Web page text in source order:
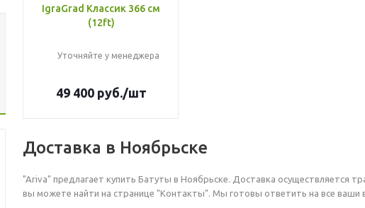
IgraGrad Классик 366 см
(12ft)
Уточняйте у менеджера
49 400руб./шт
Доставка в Ноябрьске
"Ariva" предлагает купить Батуты в Ноябрьске. Доставка осуществляется
вы можете найти на странице "Контакты". Мы готовы ответить на все ваши